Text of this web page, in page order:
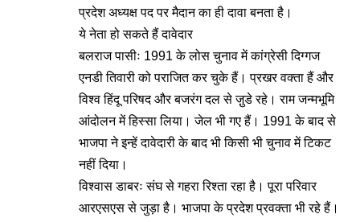
प्रदेश अध्यक्ष पद पर मैदान का ही दावा बनता है।
ये नेता हो सकते हैं दावेदार
बलराज पासीः 1991 के लोस चुनाव में कांग्रेसी दिग्गज
एनडी तिवारी को पराजित कर चुके हैं। प्रखर वक्ता हैं और
विश्व हिंदू परिषद और बजरंग दल से जु़डे रहे। राम जन्मभूमि
आंदोलन में हिस्सा लिया। जेल भी गए हैं। 1991 के बाद से
भाजपा ने इन्हें दावेदारी के बाद भी किसी भी चुनाव में टिकट
नहीं दिया।
विश्वास डाबरः संघ से गहरा रिश्ता रहा है। पूरा परिवार
आरएसएस से जुड़ा है। भाजपा के प्रदेश प्रवक्ता भी रहे हैं।